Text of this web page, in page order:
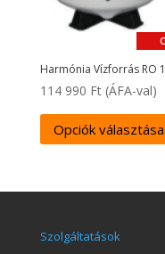
Harmónia Vízforrás RO
114 990 Ft (ÁFA-val)
Opciók választása
Szolgáltatások